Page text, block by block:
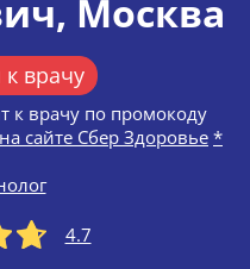
, Москва
к врачу
к врачу по промокоду
на сайте Сбер Здоровье *
4.7